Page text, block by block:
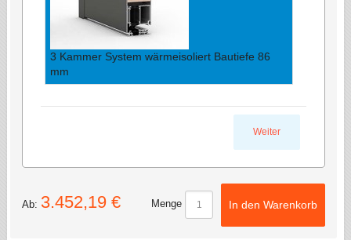
3 Kammer System wärmeisoliert Bautiefe 86
mm
Weiter
Ab: 3.452,19 € Menge In den Warenkorb